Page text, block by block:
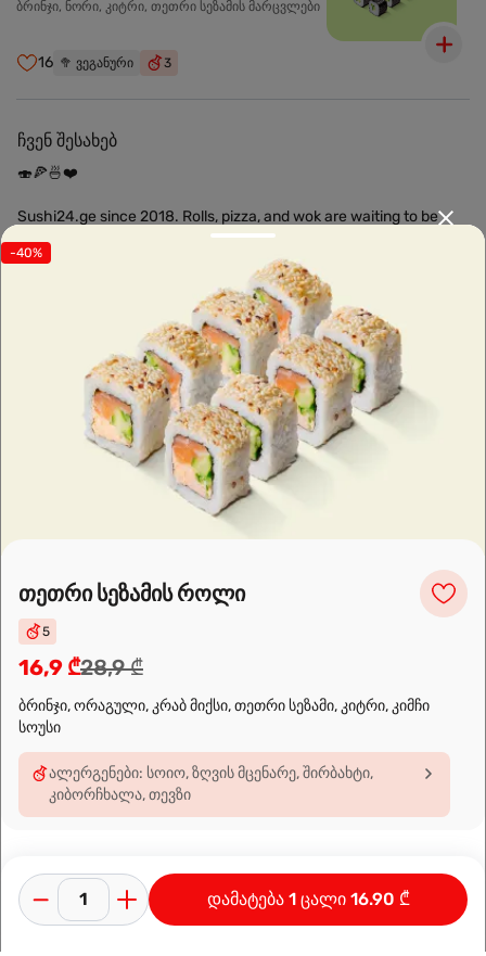
ბრინჯი, ნორი, კიტრი, თეთრი სეზამის მარცვლები
16 🥦 ვეგანური 3
ჩვენ შესახებ
🍣🍕🍜❤️
Sushi24.ge since 2018. Rolls, pizza, and wok are waiting to be
prepared for you. Choose the nearest location and explore the
menu.
Leaflet | OpenFreeMap©OpenMapTilesData fromOpenStreetMap
მარშრუტის დაგეგმვა
-40%
თეთრი სეზამის როლი
5
16,9 ₾28,9 ₾
ბრინჯი, ორაგული, კრაბ მიქსი, თეთრი სეზამი, კიტრი, კიმჩი
სოუსი
ალერგენები: სოიო, ზღვის მცენარე, შირბახტი,
კიბორჩხალა, თევზი
დამატება 1 ცალი 16.90 ₾